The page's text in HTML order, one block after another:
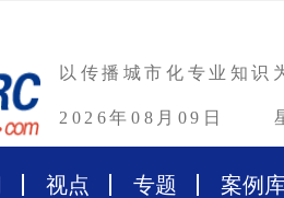
以传播城市化专业知识
2026年08月09日
视点 专题 案例